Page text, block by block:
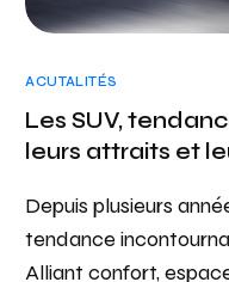
ACUTALITÉS
Les SUV,
leurs attraits et
Depuis plusieurs
tendance
Alliant confort,